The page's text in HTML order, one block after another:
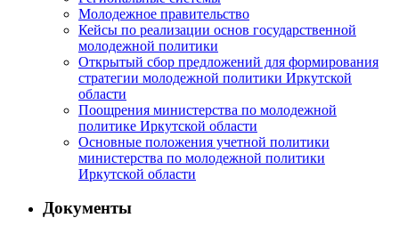
Молодежное правительство
Кейсы по реализации основ государственной
молодежной политики
Открытый сбор предложений для формирования
стратегии молодежной политики Иркутской
области
Поощрения министерства по молодежной
политике Иркутской области
Основные положения учетной политики
министерства по молодежной политики
Иркутской области
Документы